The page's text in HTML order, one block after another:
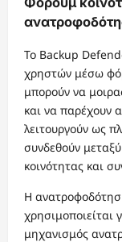
Το Backup
χρηστών μέσω
μπορούν να
και να παρέχουν
λειτουργούν ως
συνδεθούν
κοινότητας και
Η
χρησιμοποιείται
μηχανισμός